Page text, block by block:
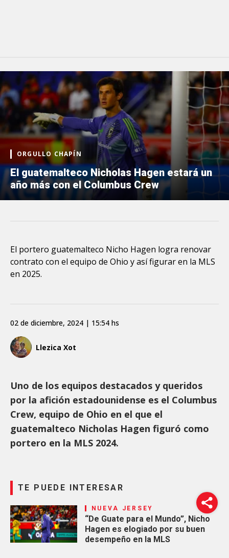
ORGULLO CHAPÍN
El guatemalteco Nicholas Hagen estará un
año más con el Columbus Crew
El portero guatemalteco Nicho Hagen logra renovar
contrato con el equipo de Ohio y así figurar en la MLS
en 2025.
Llezica Xot
02 de diciembre, 2024 | 15:54 hs
Uno de los equipos destacados y queridos
por la afición estadounidense es el Columbus
Crew, equipo de Ohio en el que el
guatemalteco Nicholas Hagen figuró como
portero en la MLS 2024.
TE PUEDE INTERESAR
NUEVA JERSEY
“De Guate para el Mundo”, Nicho
Hagen es elogiado por su buen
desempeño en la MLS